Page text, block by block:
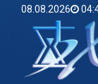
08.08.2026